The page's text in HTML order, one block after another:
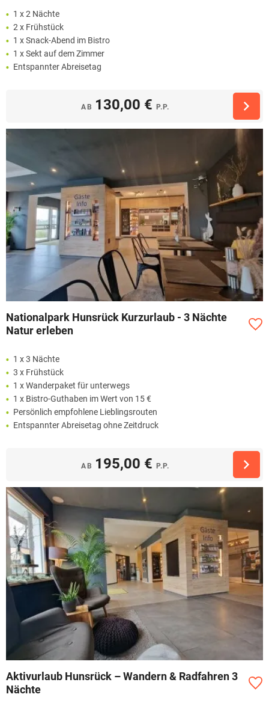
1 x 2 Nächte
2 x Frühstück
1 x Snack-Abend im Bistro
1 x Sekt auf dem Zimmer
Entspannter Abreisetag
AB 130,00 € P.P.
Nationalpark Hunsrück Kurzurlaub - 3 Nächte
Natur erleben
1 x 3 Nächte
3 x Frühstück
1 x Wanderpaket für unterwegs
1 x Bistro-Guthaben im Wert von 15 €
Persönlich empfohlene Lieblingsrouten
Entspannter Abreisetag ohne Zeitdruck
AB 195,00 € P.P.
Aktivurlaub Hunsrück – Wandern & Radfahren 3
Nächte